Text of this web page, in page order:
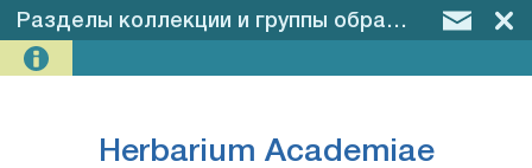
Разделы коллекции и группы образцов –
Herbarium Academiae